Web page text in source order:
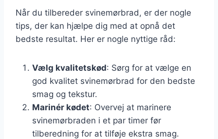
Når du tilbereder svinemørbrad, er der nogle
tips, der kan hjælpe dig med at opnå det
bedste resultat. Her er nogle nyttige råd:
Vælg kvalitetskød: Sørg for at vælge en
god kvalitet svinemørbrad for den bedste
smag og tekstur.
Marinér kødet: Overvej at marinere
svinemørbraden i et par timer før
tilberedning for at tilføje ekstra smag.